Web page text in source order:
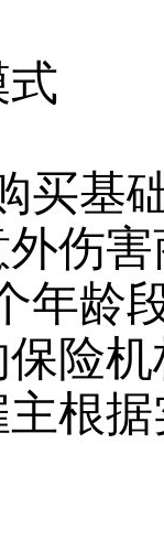
基础
伤
年龄
险
根